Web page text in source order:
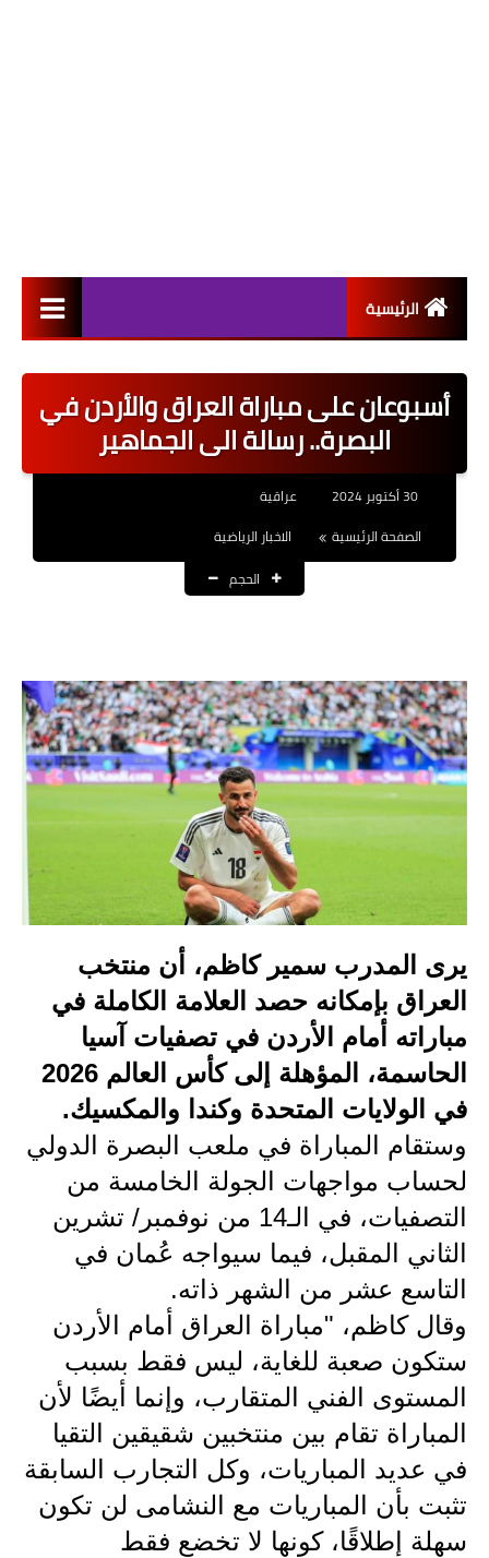
الرئيسية
اخبار القطاع العام
اخبار القطاع الخاص
العقود والاجور اليومية
القروض والسلف
المنح المالية
قطع الاراضي
اخبار العراق
الاخبار السياسية
الاخبار الامنية
الاخبار الاقتصادية
الاخبار الرياضية
المدارس
اخبار وقرارات وزارة التربية
نتائج الامتحانات
المرحلة الابتدائية
المرحلة المتوسطة
المرحلة الاعدادية
اسئلة وزارية
المرحلة الابتدائية
المرحلة المتوسطة
أسبوعان على مباراة العراق والأردن في
البصرة.. رسالة الى الجماهير
30 أكتوبر 2024
عراقية
الصفحة الرئيسية
الاخبار الرياضية
الحجم
يرى المدرب سمير كاظم، أن منتخب
العراق بإمكانه حصد العلامة الكاملة في
مباراته أمام الأردن في تصفيات آسيا
الحاسمة، المؤهلة إلى كأس العالم 2026
في الولايات المتحدة وكندا والمكسيك.
وستقام المباراة في ملعب البصرة الدولي
لحساب مواجهات الجولة الخامسة من
التصفيات، في الـ14 من نوفمبر/ تشرين
الثاني المقبل، فيما سيواجه عُمان في
التاسع عشر من الشهر ذاته.
وقال كاظم، "مباراة العراق أمام الأردن
ستكون صعبة للغاية، ليس فقط بسبب
المستوى الفني المتقارب، وإنما أيضًا لأن
المباراة تقام بين منتخبين شقيقين التقيا
في عديد المباريات، وكل التجارب السابقة
تثبت بأن المباريات مع النشامى لن تكون
سهلة إطلاقًا، كونها لا تخضع فقط